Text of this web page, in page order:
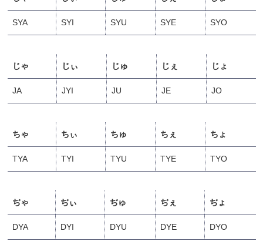
SYA SYI SYU SYE SYO
じゃ じぃ じゅ じぇ じょ
JA JYI JU JE JO
ちゃ ちぃ ちゅ ちぇ ちょ
TYA TYI TYU TYE TYO
ぢゃ ぢぃ ぢゅ ぢぇ ぢょ
DYA DYI DYU DYE DYO